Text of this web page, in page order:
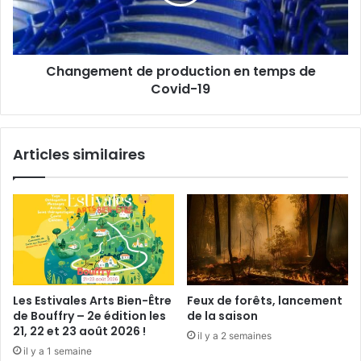
r
e
s
i
a
i
l
e
m
e
n
o
i
n
n
t
m
Changement de production en temps de
Covid-19
Articles similaires
Les Estivales Arts Bien-Être
de Bouffry – 2e édition les
21, 22 et 23 août 2026 !
il y a 1 semaine
Feux de forêts, lancement
de la saison
il y a 2 semaines